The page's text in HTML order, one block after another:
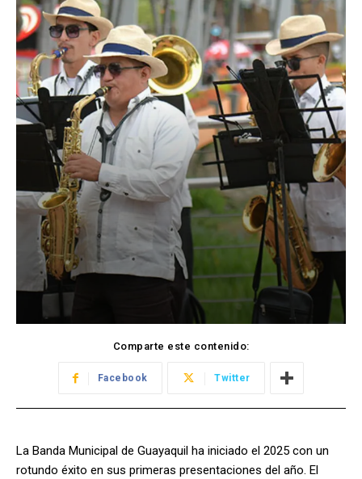
Comparte este contenido:
Facebook Twitter
La Banda Municipal de Guayaquil ha iniciado el 2025 con un
rotundo éxito en sus primeras presentaciones del año. El